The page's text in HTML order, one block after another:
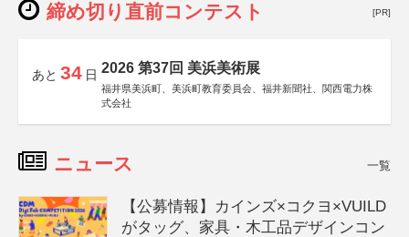
締め切り直前コンテスト [PR]
あと 34 日 2026 第37回 美浜美術展
福井県美浜町、美浜町教育委員会、福井新聞社、関西電力株
式会社
ニュース 一覧
【公募情報】カインズ×コクヨ×VUILD
がタッグ、家具・木工品デザインコン